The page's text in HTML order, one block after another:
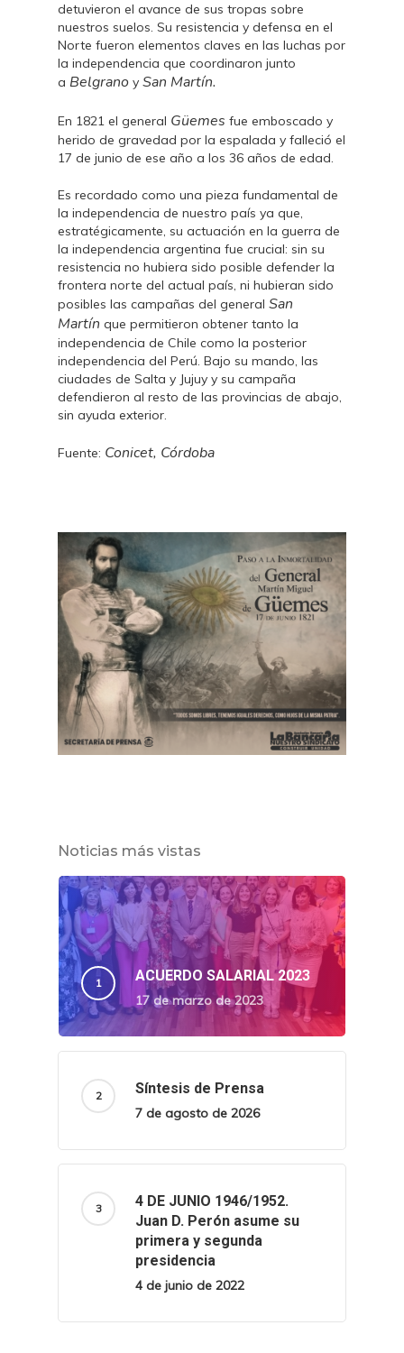
detuvieron el avance de sus tropas sobre
nuestros suelos. Su resistencia y defensa en el
Norte fueron elementos claves en las luchas por
la independencia que coordinaron junto
a Belgrano y San Martín.
En 1821 el general Güemes fue emboscado y
herido de gravedad por la espalada y falleció el
17 de junio de ese año a los 36 años de edad.
Es recordado como una pieza fundamental de
la independencia de nuestro país ya que,
estratégicamente, su actuación en la guerra de
la independencia argentina fue crucial: sin su
resistencia no hubiera sido posible defender la
frontera norte del actual país, ni hubieran sido
posibles las campañas del general San
Martín que permitieron obtener tanto la
independencia de Chile como la posterior
independencia del Perú. Bajo su mando, las
ciudades de Salta y Jujuy y su campaña
defendieron al resto de las provincias de abajo,
sin ayuda exterior.
Fuente: Conicet, Córdoba
Noticias más vistas
ACUERDO SALARIAL 2023
17 de marzo de 2023
Síntesis de Prensa
7 de agosto de 2026
4 DE JUNIO 1946/1952.
Juan D. Perón asume su
primera y segunda
presidencia
4 de junio de 2022